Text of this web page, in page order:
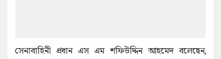
সেনাবাহিনী প্রধান এস এম শফিউদ্দিন আহমেদ বলেছেন,